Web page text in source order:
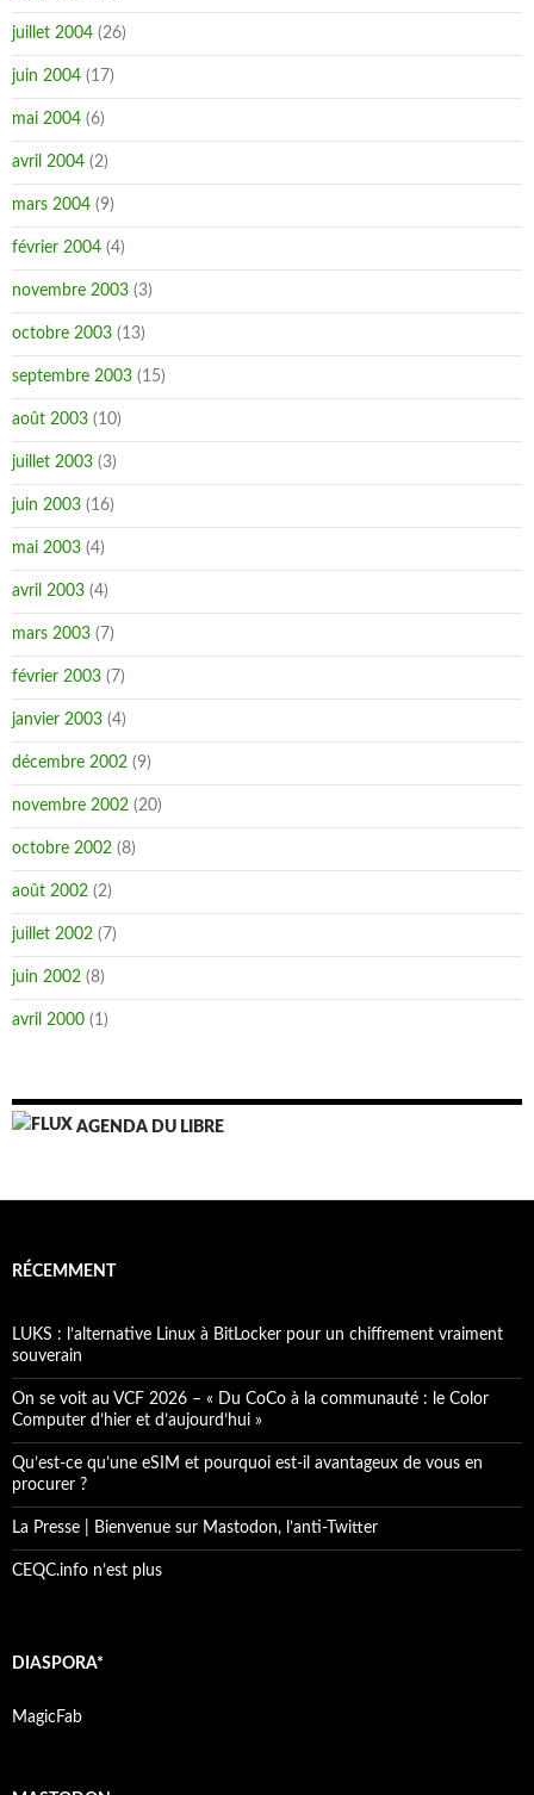
juillet 2004 (26)
juin 2004 (17)
mai 2004 (6)
avril 2004 (2)
mars 2004 (9)
février 2004 (4)
novembre 2003 (3)
octobre 2003 (13)
septembre 2003 (15)
août 2003 (10)
juillet 2003 (3)
juin 2003 (16)
mai 2003 (4)
avril 2003 (4)
mars 2003 (7)
février 2003 (7)
janvier 2003 (4)
décembre 2002 (9)
novembre 2002 (20)
octobre 2002 (8)
août 2002 (2)
juillet 2002 (7)
juin 2002 (8)
avril 2000 (1)
AGENDA DU LIBRE
RÉCEMMENT
LUKS : l’alternative Linux à BitLocker pour un chiffrement vraiment
souverain
On se voit au VCF 2026 – « Du CoCo à la communauté : le Color
Computer d’hier et d’aujourd’hui »
Qu’est-ce qu’une eSIM et pourquoi est-il avantageux de vous en
procurer ?
La Presse | Bienvenue sur Mastodon, l’anti-Twitter
CEQC.info n’est plus
DIASPORA*
MagicFab